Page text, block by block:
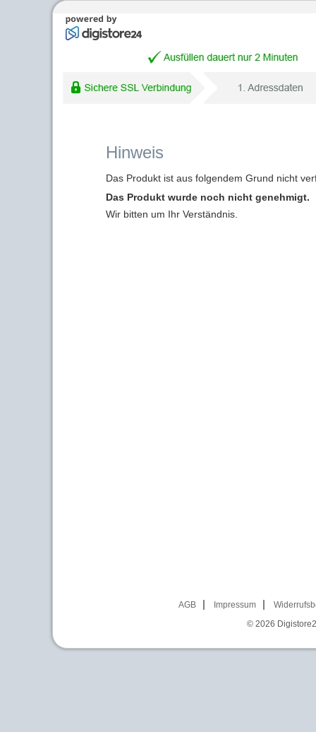
Hinweis
Das Produkt ist aus folgendem Grund nicht
Das Produkt wurde noch nicht genehmigt.
Wir bitten um Ihr Verständnis.
AGB Impressum
© 2026